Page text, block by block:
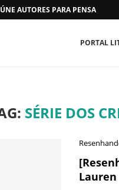
AUTORES PARA PENSAR O
PORTAL
SÉRIE DOS
Lauren